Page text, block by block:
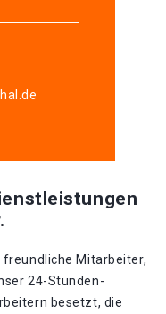
Mitarbeiter,
24-Stunden-
besetzt, die